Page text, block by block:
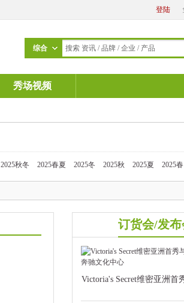
登陆
综合 搜索 资讯 / 品牌 / 企业 / 产品
秀场视频
2025秋冬 2025春夏 2025冬 2025秋 2025夏 2025春
订货会/发
Victoria's Secret维密亚洲首